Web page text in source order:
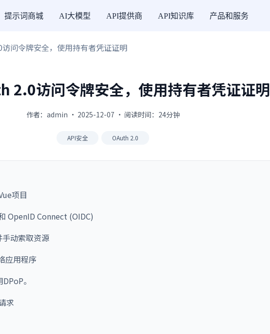
提示词商城 AI大模型 API提供商 API知识库 产品和服务
问令牌安全，使用持有者凭证证明
2.0访问令牌安全，使用持有者凭证证明
作者：admin · 2025-12-07 · 阅读时间：24分钟
API安全 OAuth 2.0
项目
OpenID Connect (OIDC)
动索取资源
应用程序
。
求